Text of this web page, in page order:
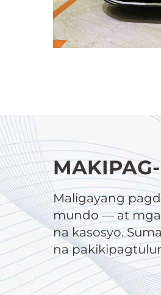
Maligayang
mundo — at
na kasosyo.
na